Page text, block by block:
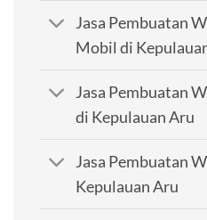
Jasa Pembuatan
Mobil di
Jasa Pembuatan
di Kepulauan Aru
Jasa Pembuatan
Kepulauan Aru